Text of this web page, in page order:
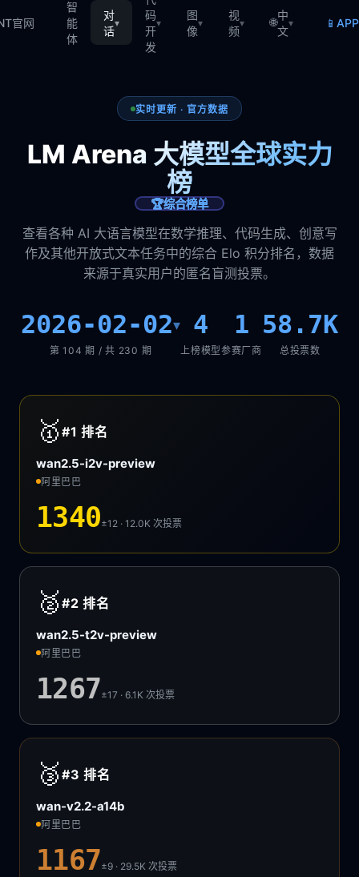
官网
智
能
体
对
话
▾
码
开
发
▾
图
像
▾
视
频
▾ 🌐
中
文
▾ 📱
实时更新 · 官方数据
LM Arena 大模型全球实力
榜
🏆综合榜单
查看各种 AI 大语言模型在数学推理、代码生成、创意写
作及其他开放式文本任务中的综合 Elo 积分排名，数据
来源于真实用户的匿名盲测投票。
2026-02-02▾
第 104 期 / 共 230 期
4
上榜模型
1
参赛厂商
58.7K
总投票数
🥇 #1排名
wan2.5-i2v-preview
阿里巴巴
1340±12 · 12.0K次投票
🥈 #2排名
wan2.5-t2v-preview
阿里巴巴
1267±17 · 6.1K次投票
🥉 #3排名
wan-v2.2-a14b
阿里巴巴
1167±9 · 29.5K次投票